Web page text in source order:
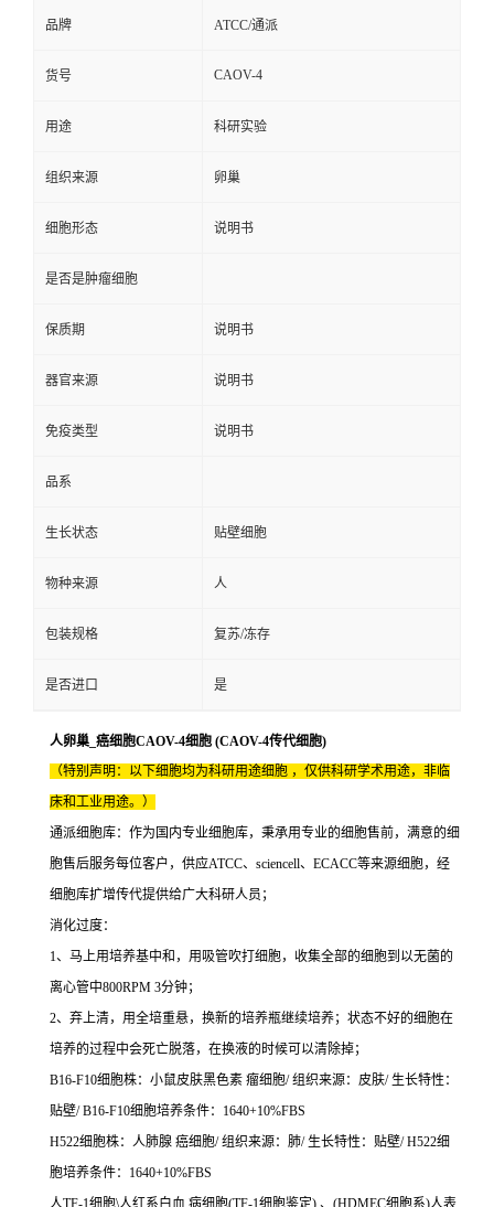
品牌 ATCC/通派
货号 CAOV-4
用途 科研实验
组织来源 卵巢
细胞形态 说明书
是否是肿瘤细胞
保质期 说明书
器官来源 说明书
免疫类型 说明书
品系
生长状态 贴壁细胞
物种来源 人
包装规格 复苏/冻存
是否进口 是
人卵巢_癌细胞CAOV-4细胞 (CAOV-4传代细胞)
（特别声明：以下细胞均为科研用途细胞 ，仅供科研学术用途，非临
床和工业用途。）
通派细胞库：作为国内专业细胞库，秉承用专业的细胞售前，满意的细
胞售后服务每位客户，供应ATCC、sciencell、ECACC等来源细胞，经
细胞库扩增传代提供给广大科研人员；
消化过度：
1、马上用培养基中和，用吸管吹打细胞，收集全部的细胞到以无菌的
离心管中800RPM 3分钟；
2、弃上清，用全培重悬，换新的培养瓶继续培养；状态不好的细胞在
培养的过程中会死亡脱落，在换液的时候可以清除掉；
B16-F10细胞株：小鼠皮肤黑色素 瘤细胞/ 组织来源：皮肤/ 生长特性：
贴壁/ B16-F10细胞培养条件：1640+10%FBS
H522细胞株：人肺腺 癌细胞/ 组织来源：肺/ 生长特性：贴壁/ H522细
胞培养条件：1640+10%FBS
人TF-1细胞\人红系白血 病细胞(TF-1细胞鉴定) 、(HDMEC细胞系)人表